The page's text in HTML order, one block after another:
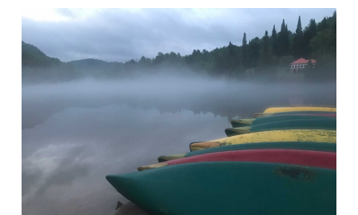
Articles
Galerie de photos et de vidéos
Suivez-nous
Éducation en plein air
Qui vous êtes
Futurs étudiants
Étudiants actuels
personnel administratif
Diplômé·es et visiteur·euses